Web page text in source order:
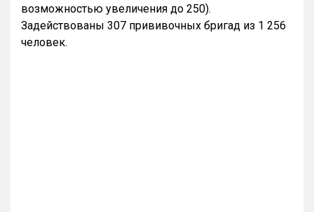
возможностью увеличения до 250).
Задействованы 307 прививочных бригад из 1 256
человек.